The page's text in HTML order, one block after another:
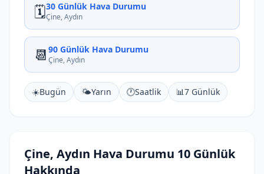
🗓️30 Günlük Hava Durumu
Çine, Aydın
📆 90 Günlük Hava Durumu
Çine, Aydın
☀️Bugün 🌤️Yarın 🕐Saatlik 📊7 Günlük
Çine, Aydın Hava Durumu 10 Günlük
Hakkında